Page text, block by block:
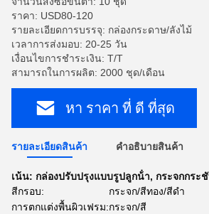
ราคา: USD80-120
รายละเอียดการบรรจุ: กล่องกระดาษ/ลังไม้
เวลาการส่งมอบ: 20-25 วัน
เงื่อนไขการชำระเงิน: T/T
สามารถในการผลิต: 2000 ชุด/เดือน
หา ราคา ที่ ดี ที่สุด
รายละเอียดสินค้า คําอธิบายสินค้า
เน้น: กล่องปรับปรุงแบบรูปลูกน้ํา, กระจกกระ
สีกรอบ:
กระจก/สีทอง/สีดำ
การตกแต่งพื้นผิวเฟรม:กระจก/สี